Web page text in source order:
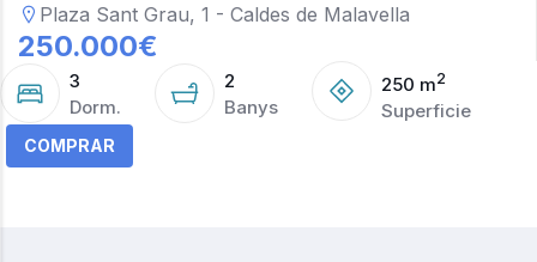
Plaza Sant Grau, 1 - Caldes de Malavella
250.000€
3
Dorm.
2
Banys
250 m2
Superficie
COMPRAR